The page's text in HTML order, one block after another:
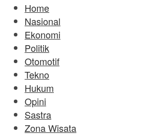
Home
Nasional
Ekonomi
Politik
Otomotif
Tekno
Hukum
Opini
Sastra
Zona Wisata